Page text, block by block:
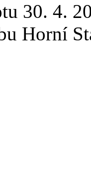
30. 4.
Horní